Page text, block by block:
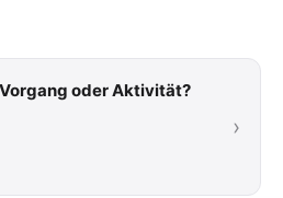
oder Aktivität?
›